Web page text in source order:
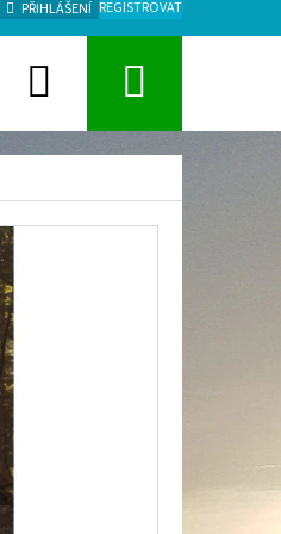
PŘIHLÁŠENÍ REGISTROVAT
Hledat